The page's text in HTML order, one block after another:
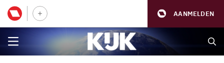
AANMELDEN